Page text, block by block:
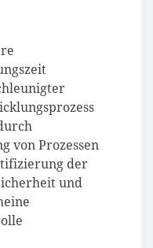
von Prozessen
der
und